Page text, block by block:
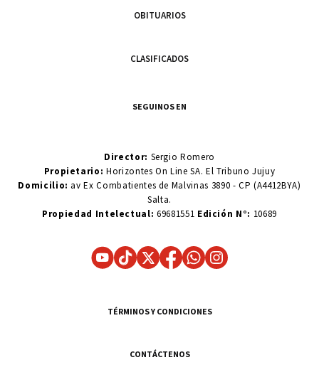
OBITUARIOS
CLASIFICADOS
SEGUINOS EN
Director: Sergio Romero
Propietario:Horizontes On Line SA. El Tribuno Jujuy
Domicilio: av Ex Combatientes de Malvinas 3890 - CP (A4412BYA)
Salta.
Propiedad Intelectual: 69681551 Edición N°: 10689
TÉRMINOS Y CONDICIONES
CONTÁCTENOS